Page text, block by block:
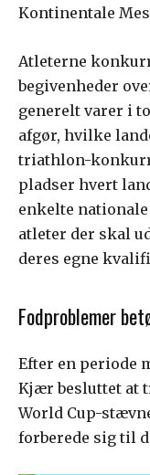
Kontinentale
Atleterne
begivenheder
generelt varer i
afgør, hvilke
triathlon-
pladser hvert
enkelte
atleter der skal
deres egne
Fodproblemer
Efter en periode
Kjær besluttet at
World Cup-
forberede sig til